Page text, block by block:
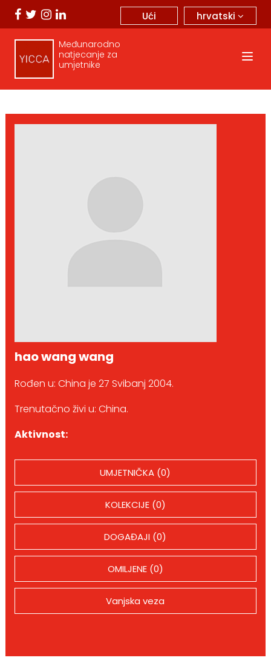
hrvatski
Ući
Međunarodno
natjecanje za
umjetnike
hao wang wang
Rođen u: China je 27 Svibanj 2004.
Trenutačno živi u: China.
Aktivnost:
UMJETNIČKA (0)
KOLEKCIJE (0)
DOGAĐAJI (0)
OMILJENE (0)
Vanjska veza